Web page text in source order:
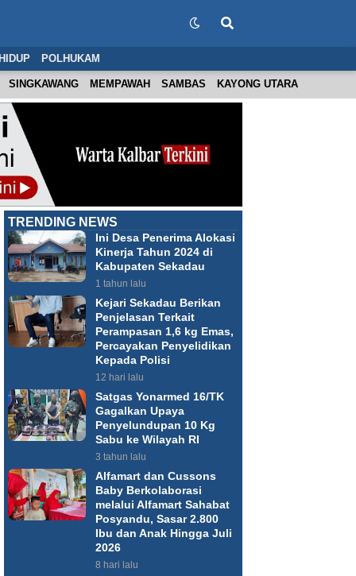
POLHUKAM
SINGKAWANG MEMPAWAH SAMBAS KAYONG UTARA
TRENDING NEWS
Ini Desa Penerima Alokasi
Kinerja Tahun 2024 di
Kabupaten Sekadau
1 tahun lalu
Kejari Sekadau Berikan
Penjelasan Terkait
Perampasan 1,6 kg Emas,
Percayakan Penyelidikan
Kepada Polisi
12 hari lalu
Satgas Yonarmed 16/TK
Gagalkan Upaya
Penyelundupan 10 Kg
Sabu ke Wilayah RI
3 tahun lalu
Alfamart dan Cussons
Baby Berkolaborasi
melalui Alfamart Sahabat
Posyandu, Sasar 2.800
Ibu dan Anak Hingga Juli
2026
8 hari lalu